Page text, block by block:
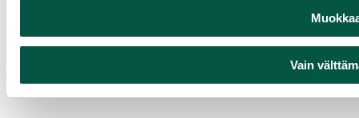
Vain